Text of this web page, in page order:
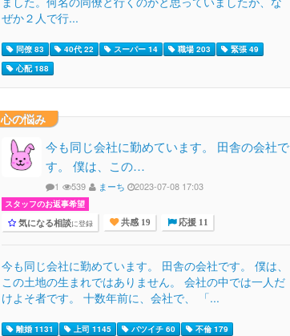
ぜか２人で行...
同僚 83 40代 22 スーパー 14 職場 203
緊張 49
心配 188
心の悩み
今も同じ会社に勤めています。 田舎の会社で
す。 僕は、この…
1 539 まーち 2023-07-08 17:03
スタッフのお返事希望
気になる相談に登録 共感 19 応援 11
今も同じ会社に勤めています。 田舎の会社です。 僕は、
この土地の生まれではありません。 会社の中では一人だ
けよそ者です。 十数年前に、会社で、 「...
離婚 1131 上司 1145 バツイチ 60
不倫 179